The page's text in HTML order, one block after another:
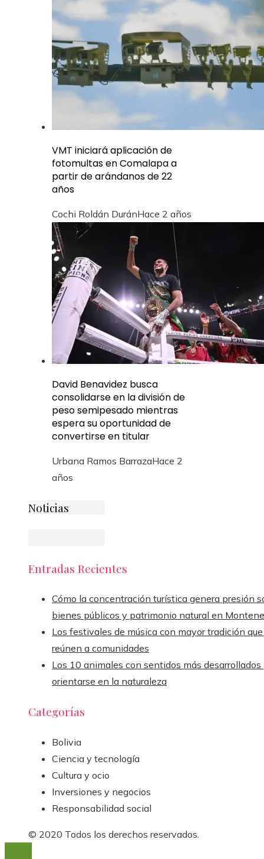
VMT iniciará aplicación de
fotomultas en Comalapa a
partir de arándanos de 22
años
Cochi Roldán DuránHace 2 años
David Benavidez busca
consolidarse en la división de
peso semipesado mientras
espera su oportunidad de
convertirse en titular
Urbana Ramos BarrazaHace 2
años
Noticias
Entradas Recientes
Cómo la concentración turística genera presión
bienes públicos y patrimonio natural en
Los festivales de música con mayor tradición
reúnen a comunidades
Los 10 animales con sentidos más desarrollados
orientarse en la naturaleza
Categorías
Bolivia
Ciencia y tecnología
Cultura y ocio
Inversiones y negocios
Responsabilidad social
© 2020 Todos los derechos reservados.